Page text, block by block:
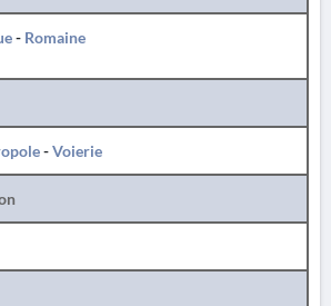
- Romaine
-Voierie